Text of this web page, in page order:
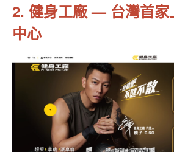
2. 健身工廠 — 台灣首家
中心